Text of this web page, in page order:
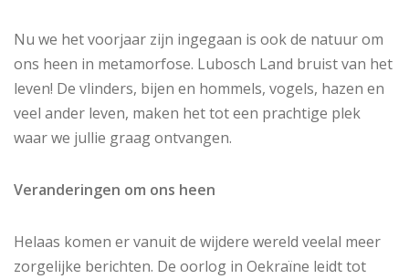
Nu we het voorjaar zijn ingegaan is ook de natuur om
ons heen in metamorfose. Lubosch Land bruist van het
leven! De vlinders, bijen en hommels, vogels, hazen en
veel ander leven, maken het tot een prachtige plek
waar we jullie graag ontvangen.
Veranderingen om ons heen
Helaas komen er vanuit de wijdere wereld veelal meer
zorgelijke berichten. De oorlog in Oekraïne leidt tot